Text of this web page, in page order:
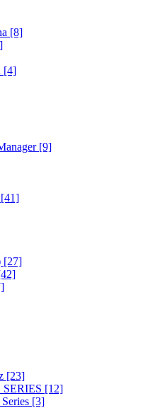
[8]
[4]
[9]
[41]
[27]
[23]
SERIES [12]
[3]